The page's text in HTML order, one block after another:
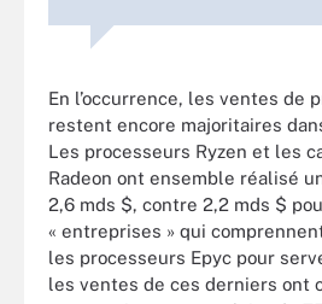
En l’occurrence, les ventes de
restent encore majoritaires
Les processeurs Ryzen et les
Radeon ont ensemble réalisé
2,6 mds $, contre 2,2 mds $
« entreprises » qui
les processeurs Epyc pour
les ventes de ces derniers ont